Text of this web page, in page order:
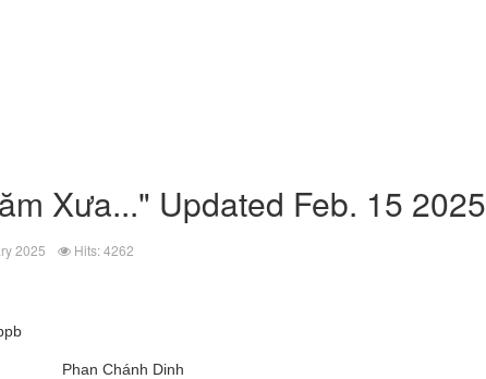
Xưa..." Updated Feb. 15 2025
2025 Hits: 4262
Phan Chánh Dinh